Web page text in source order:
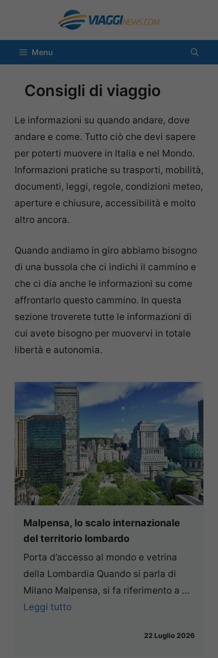
contenuto
Menu
Consigli di viaggio
Le informazioni su quando andare, dove
andare e come. Tutto ciò che devi sapere
per poterti muovere in Italia e nel Mondo.
Informazioni pratiche su trasporti, mobilità,
documenti, leggi, regole, condizioni meteo,
aperture e chiusure, accessibilità e molto
altro ancora.
Quando andiamo in giro abbiamo bisogno
di una bussola che ci indichi il cammino e
che ci dia anche le informazioni su come
affrontarlo questo cammino. In questa
sezione troverete tutte le informazioni di
cui avete bisogno per muovervi in totale
libertà e autonomia.
Malpensa, lo scalo internazionale
del territorio lombardo
Porta d’accesso al mondo e vetrina
della Lombardia Quando si parla di
Milano Malpensa, si fa riferimento a ...
Leggi tutto
22 Luglio 2026